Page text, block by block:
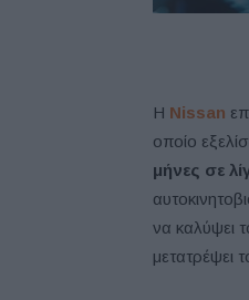
Η Nissan
οποίο
μήνες σε
να καλύψει
μετατρέψει